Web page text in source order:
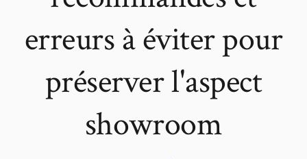
erreurs à éviter pour
préserver l'aspect
showroom